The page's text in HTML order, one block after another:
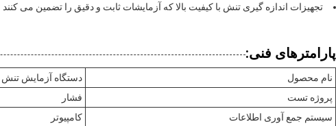
تجهیزات اندازه گیری تنش با کیفیت بالا که آزمایشات ثابت و دقیق را تضمین می کنند
پارامترهای فنی:
نام محصول
دستگاه آزمایش تنش
پروژه تست
فشار
سیستم جمع آوری اطلاعات
کامپیوتر